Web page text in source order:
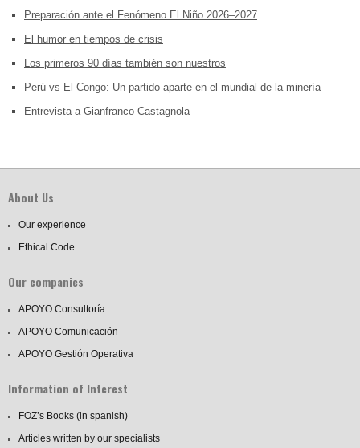
Preparación ante el Fenómeno El Niño 2026–2027
El humor en tiempos de crisis
Los primeros 90 días también son nuestros
Perú vs El Congo: Un partido aparte en el mundial de la minería
Entrevista a Gianfranco Castagnola
About Us
Our experience
Ethical Code
Our companies
APOYO Consultoría
APOYO Comunicación
APOYO Gestión Operativa
Information of Interest
FOZ’s Books (in spanish)
Articles written by our specialists